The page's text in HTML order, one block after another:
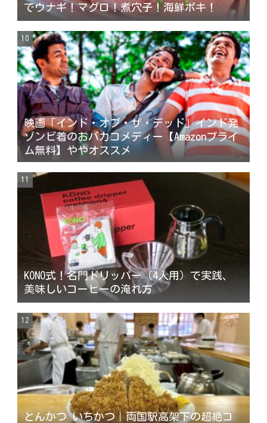
でウナギ！マグロ！煮穴子！海鮮ポキ！
映画「インド・オブ・ザ・デッド」インド発
ゾンビ着のおバカコメディー【Amazonプライ
ム無料】ややオススメ
KONO式！名門ドリッパー（4人用）で実践、
美味しいコーヒーの淹れ方
とんかつ いちかつ｜両国駅高架下の超絶コ